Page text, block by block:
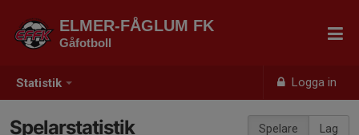
Statistik Logga in
ELMER-FÅGLUM FK
Gåfotboll
Spelare Lag
Spelarstatistik